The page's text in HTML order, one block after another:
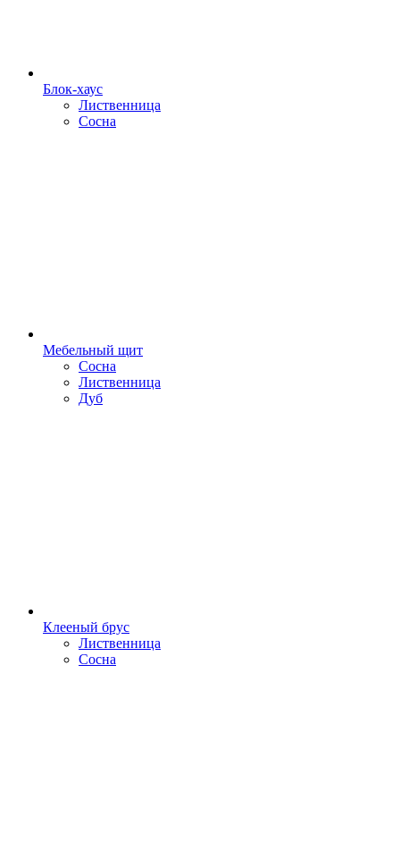
Блок-хаус
Лиственница
Сосна
Мебельный щит
Сосна
Лиственница
Дуб
Клееный брус
Лиственница
Сосна